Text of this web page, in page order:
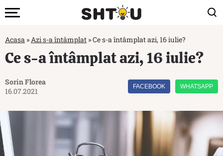
Acasa »Azi s-a întâmplat »Ce s-a întâmplat azi, 16 iulie?
Ce s-a întâmplat azi, 16 iulie?
Sorin Florea
16.07.2021
FACEBOOK WHATSAPP